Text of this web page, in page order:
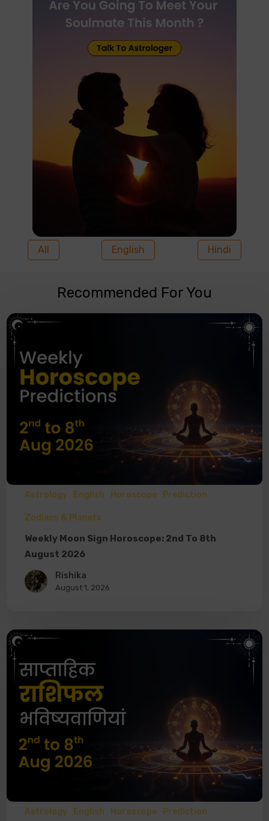
All English Hindi
Recommended For You
Astrology English Horoscope Prediction
Zodiacs & Planets
Weekly Moon Sign Horoscope: 2nd To 8th
August 2026
Rishika
August 1, 2026
Astrology English Horoscope Prediction